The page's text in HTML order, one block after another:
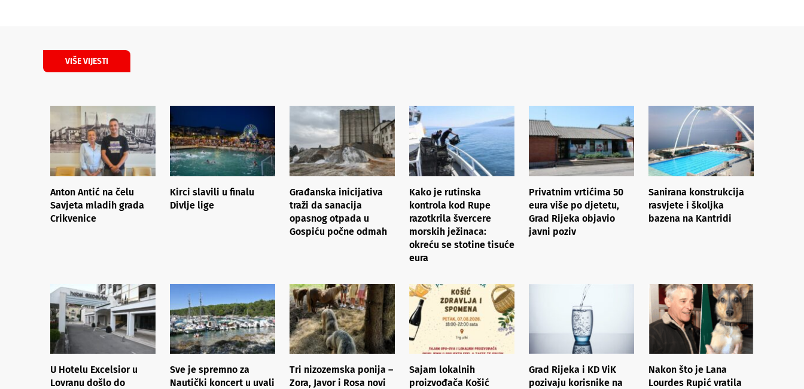
VIŠE VIJESTI
Anton Antić na čelu
Savjeta mladih grada
Crikvenice
Kirci slavili u finalu
Divlje lige
Građanska inicijativa
traži da sanacija
opasnog otpada u
Gospiću počne odmah
Kako je rutinska
kontrola kod Rupe
razotkrila švercere
morskih ježinaca:
okreću se stotine tisuće
eura
Privatnim vrtićima 50
eura više po djetetu,
Grad Rijeka objavio
javni poziv
Sanirana konstrukcija
rasvjete i školjka
bazena na Kantridi
U Hotelu Excelsior u
Lovranu došlo do
Sve je spremno za
Nautički koncert u uvali
Tri nizozemska ponija –
Zora, Javor i Rosa novi
Sajam lokalnih
proizvođača Košić
Grad Rijeka i KD ViK
pozivaju korisnike na
Nakon što je Lana
Lourdes Rupić vratila